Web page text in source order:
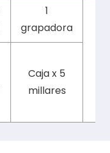
1
grapadora
Caja x 5
millares